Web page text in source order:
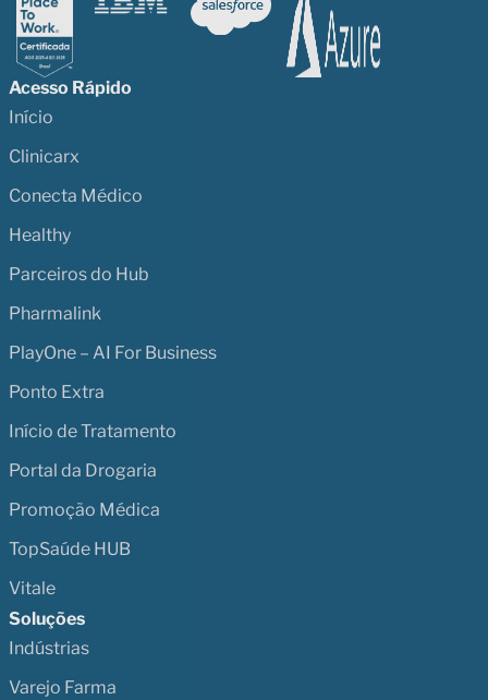
Acesso Rápido
Início
Clinicarx
Conecta Médico
Healthy
Parceiros do Hub
Pharmalink
PlayOne – AI For Business
Ponto Extra
Início de Tratamento
Portal da Drogaria
Promoção Médica
TopSaúde HUB
Vitale
Soluções
Indústrias
Varejo Farma